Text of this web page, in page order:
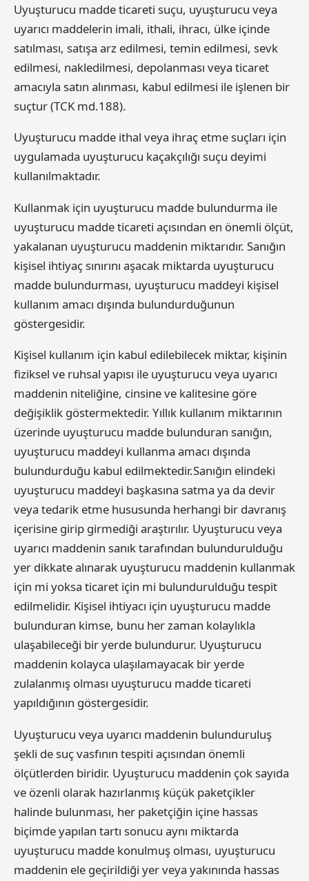
Uyuşturucu madde ticareti suçu, uyuşturucu veya
uyarıcı maddelerin imali, ithali, ihracı, ülke içinde
satılması, satışa arz edilmesi, temin edilmesi, sevk
edilmesi, nakledilmesi, depolanması veya ticaret
amacıyla satın alınması, kabul edilmesi ile işlenen bir
suçtur (TCK md.188).
Uyuşturucu madde ithal veya ihraç etme suçları için
uygulamada uyuşturucu kaçakçılığı suçu deyimi
kullanılmaktadır.
Kullanmak için uyuşturucu madde bulundurma ile
uyuşturucu madde ticareti açısından en önemli ölçüt,
yakalanan uyuşturucu maddenin miktarıdır. Sanığın
kişisel ihtiyaç sınırını aşacak miktarda uyuşturucu
madde bulundurması, uyuşturucu maddeyi kişisel
kullanım amacı dışında bulundurduğunun
göstergesidir.
Kişisel kullanım için kabul edilebilecek miktar, kişinin
fiziksel ve ruhsal yapısı ile uyuşturucu veya uyarıcı
maddenin niteliğine, cinsine ve kalitesine göre
değişiklik göstermektedir. Yıllık kullanım miktarının
üzerinde uyuşturucu madde bulunduran sanığın,
uyuşturucu maddeyi kullanma amacı dışında
bulundurduğu kabul edilmektedir.Sanığın elindeki
uyuşturucu maddeyi başkasına satma ya da devir
veya tedarik etme hususunda herhangi bir davranış
içerisine girip girmediği araştırılır. Uyuşturucu veya
uyarıcı maddenin sanık tarafından bulundurulduğu
yer dikkate alınarak uyuşturucu maddenin kullanmak
için mi yoksa ticaret için mi bulundurulduğu tespit
edilmelidir. Kişisel ihtiyacı için uyuşturucu madde
bulunduran kimse, bunu her zaman kolaylıkla
ulaşabileceği bir yerde bulundurur. Uyuşturucu
maddenin kolayca ulaşılamayacak bir yerde
zulalanmış olması uyuşturucu madde ticareti
yapıldığının göstergesidir.
Uyuşturucu veya uyarıcı maddenin bulunduruluş
şekli de suç vasfının tespiti açısından önemli
ölçütlerden biridir. Uyuşturucu maddenin çok sayıda
ve özenli olarak hazırlanmış küçük paketçikler
halinde bulunması, her paketçiğin içine hassas
biçimde yapılan tartı sonucu aynı miktarda
uyuşturucu madde konulmuş olması, uyuşturucu
maddenin ele geçirildiği yer veya yakınında hassas